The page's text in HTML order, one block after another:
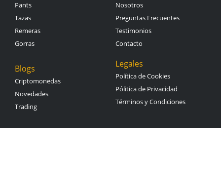
Pants
Tazas
Remeras
Gorras
Nosotros
Preguntas Frecuentes
Testimonios
Contacto
Blogs
Criptomonedas
Novedades
Trading
Legales
Política de Cookies
Pólitica de Privacidad
Términos y Condiciones